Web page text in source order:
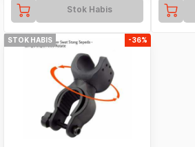
Stok Habis
STOK HABIS -36%